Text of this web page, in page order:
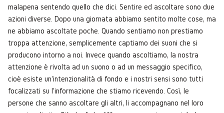
malapena sentendo quello che dici. Sentire ed ascoltare sono due
azioni diverse. Dopo una giornata abbiamo sentito molte cose, ma
ne abbiamo ascoltate poche. Quando sentiamo non prestiamo
troppa attenzione, semplicemente captiamo dei suoni che si
producono intorno a noi. Invece quando ascoltiamo, la nostra
attenzione è rivolta ad un suono o ad un messaggio specifico,
cioè esiste un'intenzionalità di fondo e i nostri sensi sono tutti
focalizzati su l'informazione che stiamo ricevendo. Così, le
persone che sanno ascoltare gli altri, li accompagnano nel loro